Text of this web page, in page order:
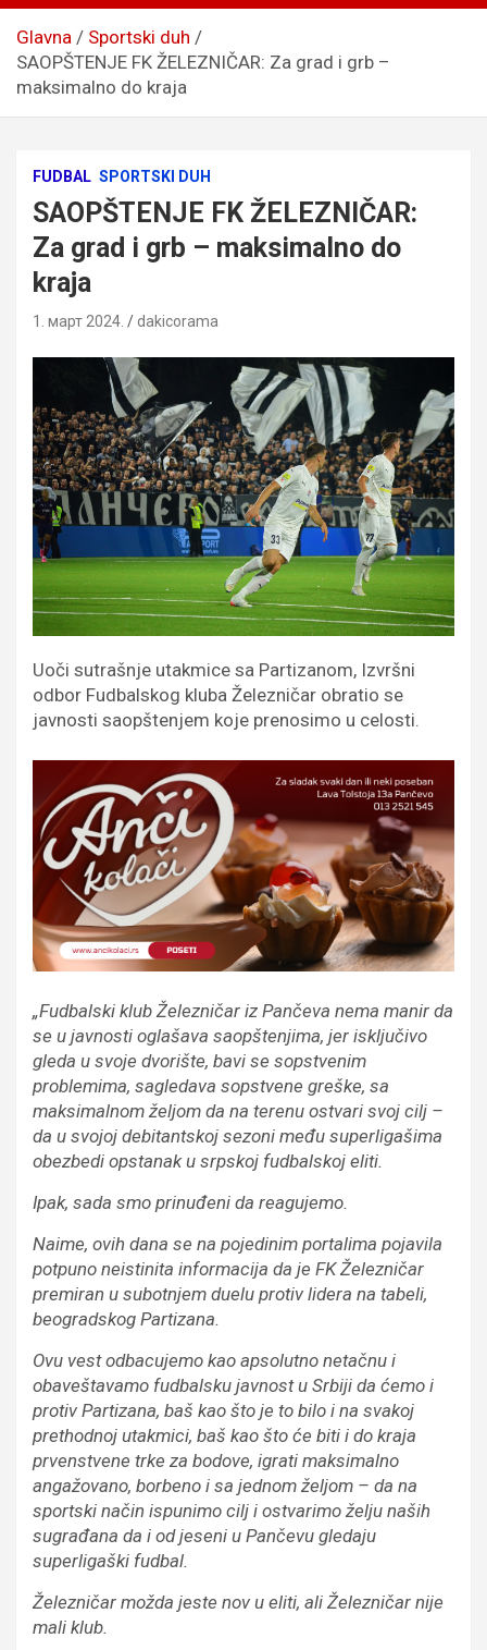
Glavna
Sportski duh
SAOPŠTENJE FK ŽELEZNIČAR: Za grad i grb –
maksimalno do kraja
FUDBAL SPORTSKI DUH
SAOPŠTENJE FK ŽELEZNIČAR:
Za grad i grb – maksimalno do
kraja
1. март 2024. dakicorama
Uoči sutrašnje utakmice sa Partizanom, Izvršni
odbor Fudbalskog kluba Železničar obratio se
javnosti saopštenjem koje prenosimo u celosti.
„Fudbalski klub Železničar iz Pančeva nema manir da
se u javnosti oglašava saopštenjima, jer isključivo
gleda u svoje dvorište, bavi se sopstvenim
problemima, sagledava sopstvene greške, sa
maksimalnom željom da na terenu ostvari svoj cilj –
da u svojoj debitantskoj sezoni među superligašima
obezbedi opstanak u srpskoj fudbalskoj eliti.
Ipak, sada smo prinuđeni da reagujemo.
Naime, ovih dana se na pojedinim portalima pojavila
potpuno neistinita informacija da je FK Železničar
premiran u subotnjem duelu protiv lidera na tabeli,
beogradskog Partizana.
Ovu vest odbacujemo kao apsolutno netačnu i
obaveštavamo fudbalsku javnost u Srbiji da ćemo i
protiv Partizana, baš kao što je to bilo i na svakoj
prethodnoj utakmici, baš kao što će biti i do kraja
prvenstvene trke za bodove, igrati maksimalno
angažovano, borbeno i sa jednom željom – da na
sportski način ispunimo cilj i ostvarimo želju naših
sugrađana da i od jeseni u Pančevu gledaju
superligaški fudbal.
Železničar možda jeste nov u eliti, ali Železničar nije
mali klub.